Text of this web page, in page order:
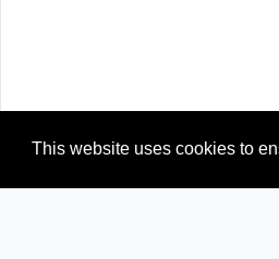
This website uses cookies to